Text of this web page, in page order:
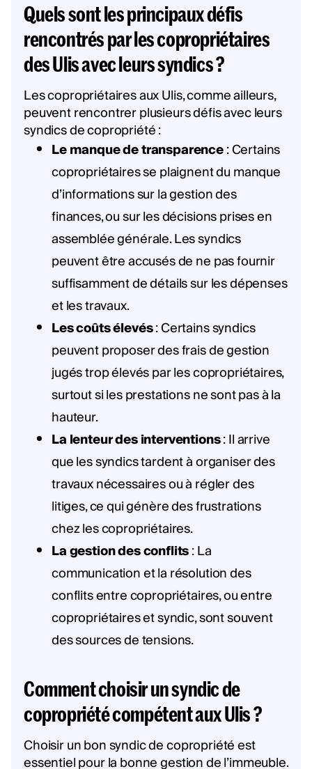
Quels sont les principaux défis
rencontrés par les copropriétaires
des Ulis avec leurs syndics ?
Les copropriétaires aux Ulis, comme ailleurs,
peuvent rencontrer plusieurs défis avec leurs
syndics de copropriété :
Le manque de transparence: Certains
copropriétaires se plaignent du manque
d’informations sur la gestion des
finances, ou sur les décisions prises en
assemblée générale. Les syndics
peuvent être accusés de ne pas fournir
suffisamment de détails sur les dépenses
et les travaux.
Les coûts élevés: Certains syndics
peuvent proposer des frais de gestion
jugés trop élevés par les copropriétaires,
surtout si les prestations ne sont pas à la
hauteur.
La lenteur des interventions: Il arrive
que les syndics tardent à organiser des
travaux nécessaires ou à régler des
litiges, ce qui génère des frustrations
chez les copropriétaires.
La gestion des conflits: La
communication et la résolution des
conflits entre copropriétaires, ou entre
copropriétaires et syndic, sont souvent
des sources de tensions.
Comment choisir un syndic de
copropriété compétent aux Ulis ?
Choisir un bon syndic de copropriété est
essentiel pour la bonne gestion de l’immeuble.